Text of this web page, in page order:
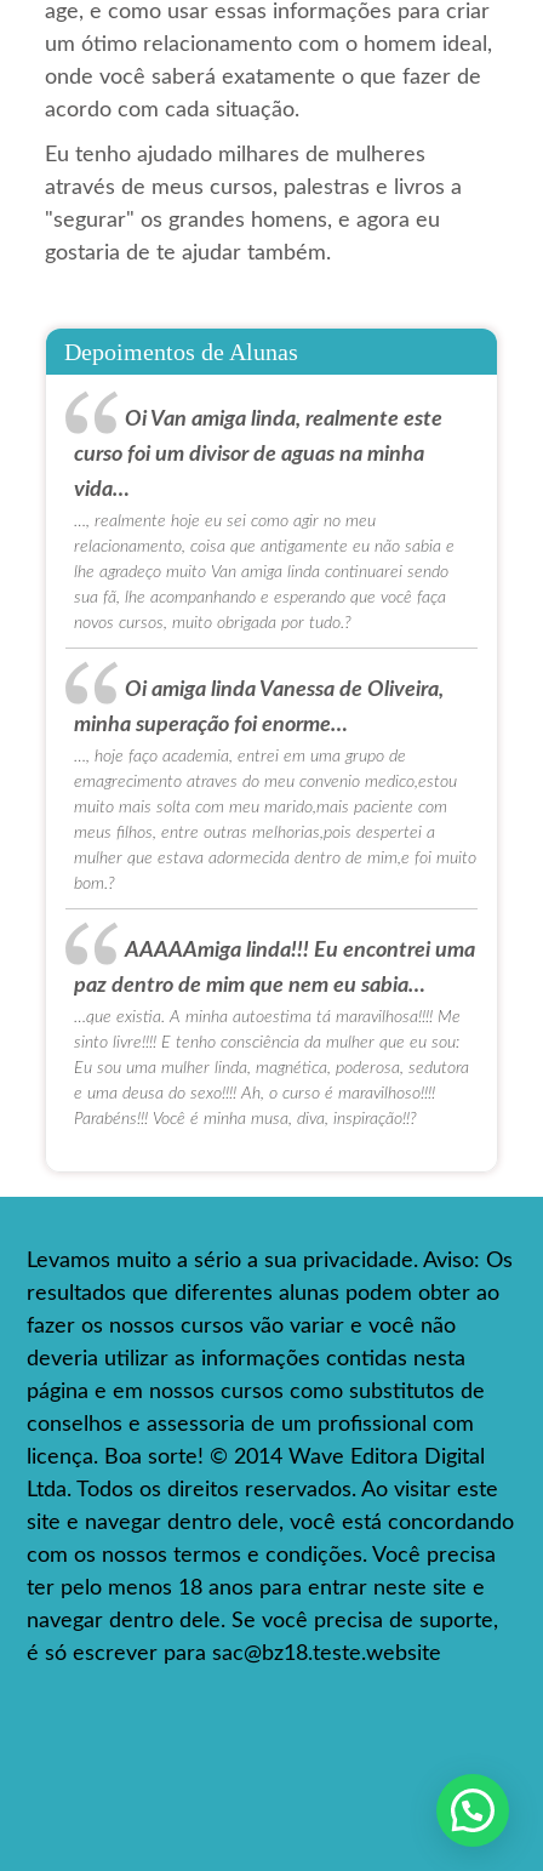
age, e como usar essas informações para criar
um ótimo relacionamento com o homem ideal,
onde você saberá exatamente o que fazer de
acordo com cada situação.
Eu tenho ajudado milhares de mulheres
através de meus cursos, palestras e livros a
"segurar" os grandes homens, e agora eu
gostaria de te ajudar também.
Depoimentos de Alunas
Oi Van amiga linda, realmente este
curso foi um divisor de aguas na minha
vida…
…, realmente hoje eu sei como agir no meu
relacionamento, coisa que antigamente eu não sabia e
lhe agradeço muito Van amiga linda continuarei sendo
sua fã, lhe acompanhando e esperando que você faça
novos cursos, muito obrigada por tudo.?
Oi amiga linda Vanessa de Oliveira,
minha superação foi enorme…
…, hoje faço academia, entrei em uma grupo de
emagrecimento atraves do meu convenio medico,estou
muito mais solta com meu marido,mais paciente com
meus filhos, entre outras melhorias,pois despertei a
mulher que estava adormecida dentro de mim,e foi muito
bom.?
AAAAAmiga linda!!! Eu encontrei uma
paz dentro de mim que nem eu sabia…
…que existia. A minha autoestima tá maravilhosa!!!! Me
sinto livre!!!! E tenho consciência da mulher que eu sou:
Eu sou uma mulher linda, magnética, poderosa, sedutora
e uma deusa do sexo!!!! Ah, o curso é maravilhoso!!!!
Parabéns!!! Você é minha musa, diva, inspiração!!?
Levamos muito a sério a sua privacidade. Aviso: Os
resultados que diferentes alunas podem obter ao
fazer os nossos cursos vão variar e você não
deveria utilizar as informações contidas nesta
página e em nossos cursos como substitutos de
conselhos e assessoria de um profissional com
licença. Boa sorte! © 2014 Wave Editora Digital
Ltda. Todos os direitos reservados. Ao visitar este
site e navegar dentro dele, você está concordando
com os nossos termos e condições. Você precisa
ter pelo menos 18 anos para entrar neste site e
navegar dentro dele. Se você precisa de suporte,
é só escrever parasac@bz18.teste.website